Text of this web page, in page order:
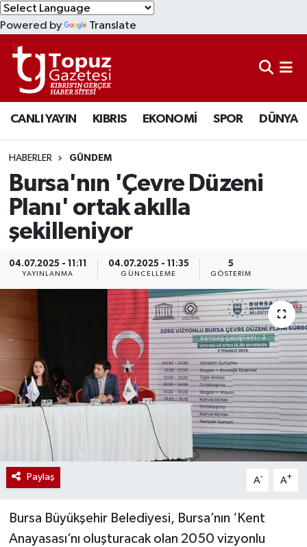
Powered by Translate
CANLI YAYIN KIBRIS EKONOMİ SPOR DÜNYA
HABERLER GÜNDEM
Bursa'nın 'Çevre Düzeni
Planı' ortak akılla
şekilleniyor
04.07.2025 - 11:11
YAYINLANMA
04.07.2025 - 11:35
GÜNCELLEME
5
GÖSTERIM
Paylaş A- A+
Bursa Büyükşehir Belediyesi, Bursa’nın ‘Kent
Anayasası’nı oluşturacak olan 2050 vizyonlu
KIBRIS
DÜNYA
EKONOMİ
MAGAZİN
SAĞLIK
SPOR
TEKNOLOJİ
Lefkoşa Nöbetçi Eczaneler
Lefkoşa Hava Durumu
Lefkoşa Trafik Yoğunluk Haritası
Süper Lig Puan Durumu ve Fikstür
Tüm Manşetler
Son Dakika Haberleri
Haber Arşivi